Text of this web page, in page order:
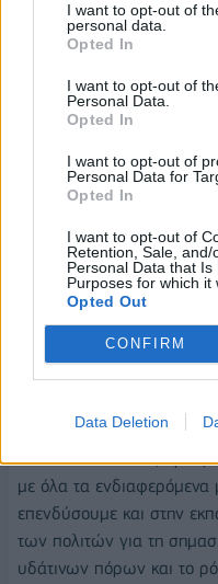
I want to opt-out of
personal data.
Opted In
I want to opt-out of
Personal Data.
Opted In
I want to opt-out of
Personal Data for
Opted In
I want to opt-out of
Retention, Sale,
Personal Data that
Purposes for which it
Opted Out
CONFIRM
Data Deletion
Συνεπώς, προωθεί, σε
φράγματα, με συνολικό
Τα παραπάνω έργα θα
αναγκών σε νερό και
ανάπτυξης που
ενισχύοντας την
της χώρας μας στις
Παράλληλα, είναι
Υπουργείο μας, μέσω της
ωρίμανση νέων έργων
δρομολόγησή τους για
αναγκών άρδευσης και
Μέσα σε όλα αυτά,
με όλα τα ενδιαφερόμενα
επενδύσουμε και στην
των πολιτών για τη
υδάτινων πόρων και το